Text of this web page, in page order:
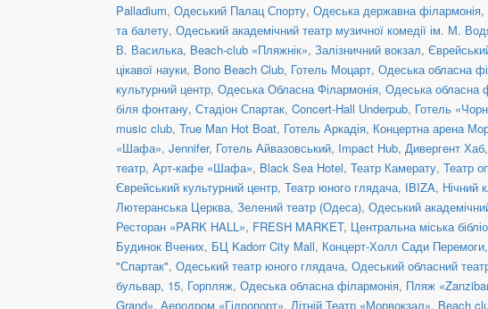
Palladium, Одеський Палац Спорту, Одеська державна філармонія,
та балету, Одеський академічний театр музичної комедії ім. М.
В. Василька, Beach-club «Пляжнік», Залізничний вокзал,
цікавої науки, Bono Beach Club, Готель Моцарт, Одеська обласна
культурний центр, Одеська Обласна Філармонія, Одеська обласна
біля фонтану, Стадіон Спартак, Concert-Hall Underpub, Готель
music club, True Man Hot Boat, Готель Аркадія, Концертна арена
«Шафа», Jennifer, Готель Айвазовський, Impact Hub, Дивергент Хаб,
театр, Арт-кафе «Шафа», Black Sea Hotel, Театр Камерату, Театр
Єврейський культурний центр, Театр юного глядача, IBIZA, Нічний
Лютеранська Церква, Зелений театр (Одеса), Одеський
Ресторан «PARK HALL», FRESH MARKET, Центральна міська
Будинок Вчених, БЦ Kadorr City Mall, Концерт-Холл Сади Перемоги,
"Спартак", Одеський театр юного глядача, Одеський обласний
бульвар, 15, Горпляж, Одеська обласна філармонія, Пляж
Grand», Аеродром «Гідропорт», Літній Театр «Морвокзал», Beach